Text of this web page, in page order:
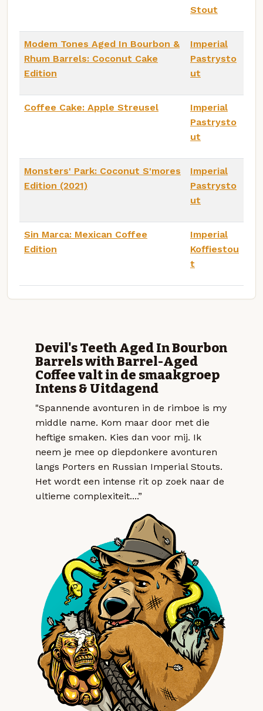
Stout
Modem Tones Aged In Bourbon &
Rhum Barrels: Coconut Cake
Edition
Imperial
Pastrysto
ut
Coffee Cake: Apple Streusel
Imperial
Pastrysto
ut
Monsters' Park: Coconut S'mores
Edition (2021)
Imperial
Pastrysto
ut
Sin Marca: Mexican Coffee
Edition
Imperial
Koffiestou
t
Devil's Teeth Aged In Bourbon
Barrels with Barrel-Aged
Coffee valt in de smaakgroep
Intens & Uitdagend
"Spannende avonturen in de rimboe is my
middle name. Kom maar door met die
heftige smaken. Kies dan voor mij. Ik
neem je mee op diepdonkere avonturen
langs Porters en Russian Imperial Stouts.
Het wordt een intense rit op zoek naar de
ultieme complexiteit....”